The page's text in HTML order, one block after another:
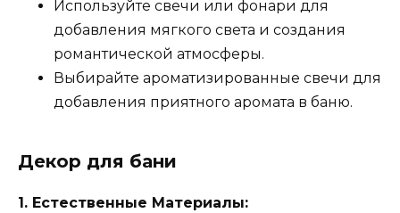
Используйте свечи или фонари для
добавления мягкого света и создания
романтической атмосферы.
Выбирайте ароматизированные свечи для
добавления приятного аромата в баню.
Декор для бани
1. Естественные Материалы: